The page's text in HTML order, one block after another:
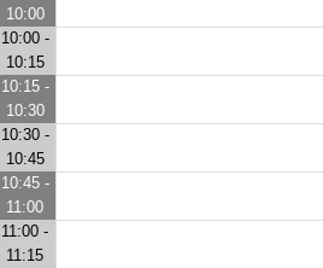
10:00
10:00 -
10:15
10:15 -
10:30
10:30 -
10:45
10:45 -
11:00
11:00 -
11:15